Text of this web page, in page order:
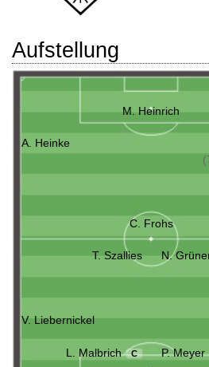
Aufstellung
M. Heinrich
A. Heinke
C. Frohs
T. Szallies N.
V. Liebernickel
L. Malbrich C P. Meyer